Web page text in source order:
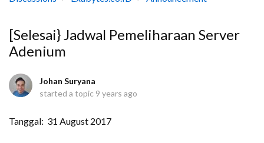
[Selesai} Jadwal Pemeliharaan Server
Adenium
Johan Suryana
started a topic 9 years ago
Tanggal: 31 August 2017